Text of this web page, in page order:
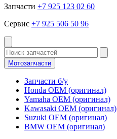
Запчасти +7 925 123 02 60
Сервис +7 925 506 50 96
Мотозапчасти
Запчасти б/у
Honda OEM (оригинал)
Yamaha OEM (оригинал)
Kawasaki OEM (оригинал)
Suzuki OEM (оригинал)
BMW OEM (оригинал)